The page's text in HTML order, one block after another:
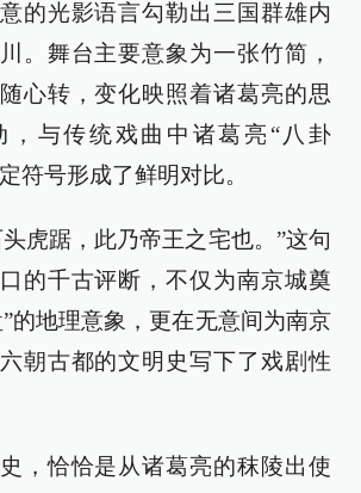
的光影语言勾勒出三国群雄内
。舞台主要意象为一张竹简，
心转，变化映照着诸葛亮的思
，与传统戏曲中诸葛亮“八卦
符号形成了鲜明对比。
虎踞，此乃帝王之宅也。”这句
的千古评断，不仅为南京城奠
的地理意象，更在无意间为南京
朝古都的文明史写下了戏剧性
，恰恰是从诸葛亮的秣陵出使